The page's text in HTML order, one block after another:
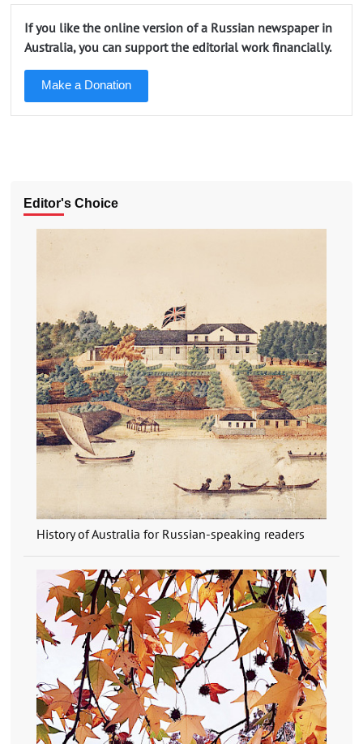
If you like the online version of a Russian newspaper in
Australia, you can support the editorial work financially.
Make a Donation
Editor's Choice
History of Australia for Russian-speaking readers